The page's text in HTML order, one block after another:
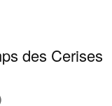
des Cerises